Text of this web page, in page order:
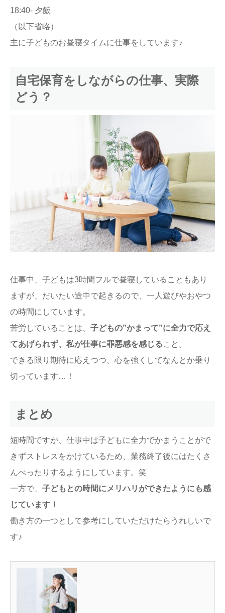
18:40- 夕飯
（以下省略）
主に子どものお昼寝タイムに仕事をしています♪
自宅保育をしながらの仕事、実際
どう？
仕事中、子どもは3時間フルで昼寝していることもあり
ますが、だいたい途中で起きるので、一人遊びやおやつ
の時間にしています。
苦労していることは、 子どもの”かまって”に全力で応え
てあげられず、私が仕事に罪悪感を感じること。
できる限り期待に応えつつ、心を強くしてなんとか乗り
切っています…！
まとめ
短時間ですが、仕事中は子どもに全力でかまうことがで
きずストレスをかけているため、業務終了後にはたくさ
んべったりするようにしています。笑
一方で、 子どもとの時間にメリハリができたようにも感
じています！
働き方の一つとして参考にしていただけたらうれしいで
す♪